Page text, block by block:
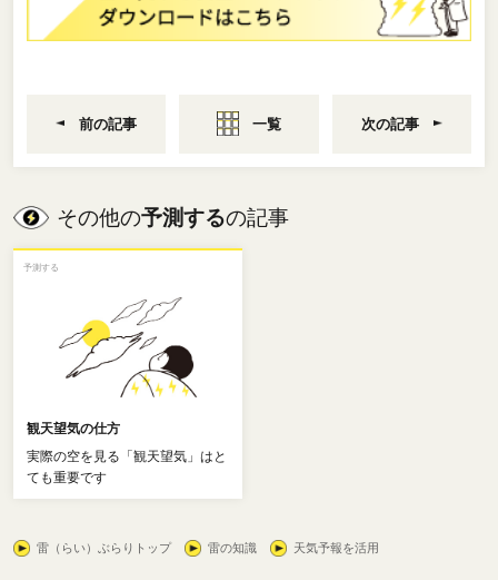
前の記事 一覧 次の記事
その他の予測するの記事
予測する
観天望気の仕方
実際の空を見る「観天望気」はと
ても重要です
雷（らい）ぶらりトップ 雷の知識 天気予報を活用